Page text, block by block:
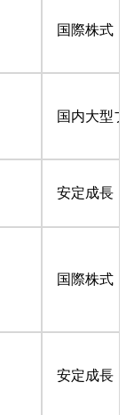
国際株式
国内大型
安定成長
国際株式
安定成長